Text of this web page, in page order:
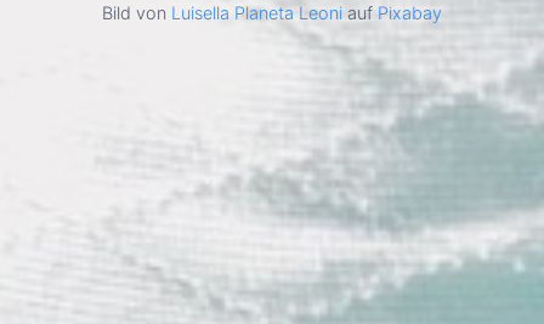
Bild von Luisella Planeta Leoni auf Pixabay